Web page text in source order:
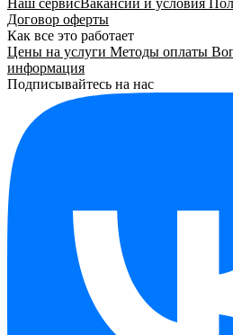
Наш сервисВакансии и условия
Договор оферты
Как все это работает
Цены на услуги Методы оплаты
информация
Подписывайтесь на нас